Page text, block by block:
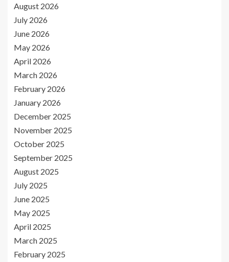
August 2026
July 2026
June 2026
May 2026
April 2026
March 2026
February 2026
January 2026
December 2025
November 2025
October 2025
September 2025
August 2025
July 2025
June 2025
May 2025
April 2025
March 2025
February 2025